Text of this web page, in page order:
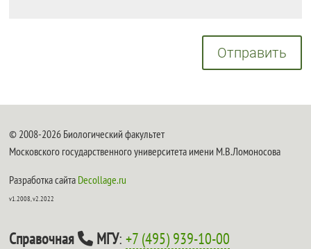
Отправить
© 2008-2026 Биологический факультет
Московского государственного университета имени М.В.Ломоносова
Разработка сайта Decollage.ru
v1.2008, v2.2022
Справочная МГУ:+7 (495) 939-10-00